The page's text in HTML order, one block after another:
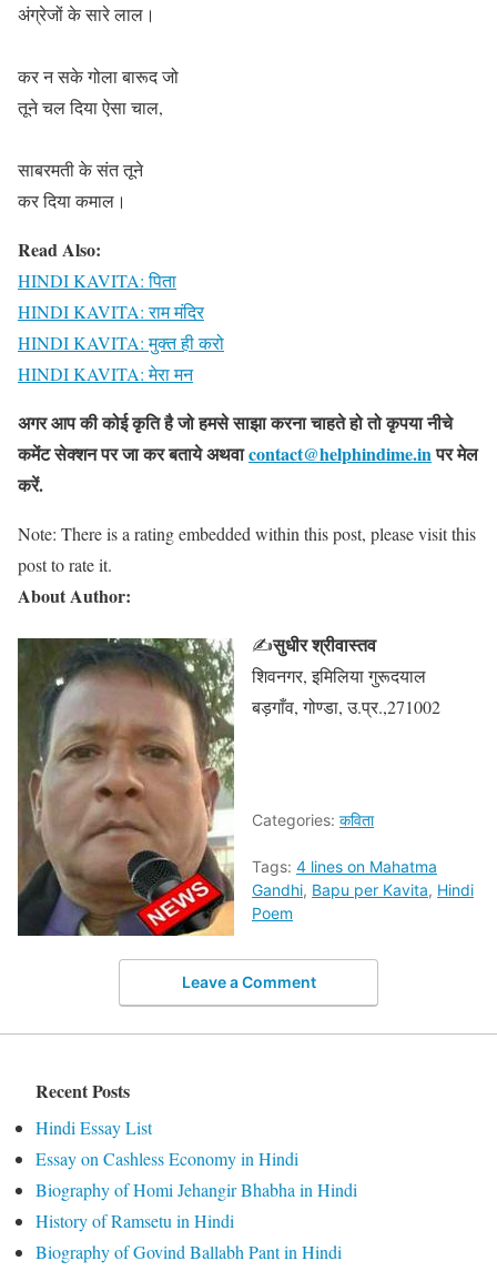
अंग्रेजों के सारे लाल।
कर न सके गोला बारूद जो
तूने चल दिया ऐसा चाल,
साबरमती के संत तूने
कर दिया कमाल।
Read Also:
HINDI KAVITA: पिता
HINDI KAVITA: राम मंदिर
HINDI KAVITA: मुक्त ही करो
HINDI KAVITA: मेरा मन
अगर आप की कोई कृति है जो हमसे साझा करना चाहते हो तो कृपया नीचे
कमेंट सेक्शन पर जा कर बतायेअथवाcontact@helphindime.inपर मेल
करें.
Note: There is a rating embedded within this post, please visit this
post to rate it.
About Author:
✍सुधीर श्रीवास्तव
शिवनगर, इमिलिया गुरूदयाल
बड़गाँव, गोण्डा, उ.प्र.,271002
Categories: कविता
Tags: 4 lines on Mahatma
Gandhi, Bapu per Kavita, Hindi
Poem
Leave a Comment
Recent Posts
Hindi Essay List
Essay on Cashless Economy in Hindi
Biography of Homi Jehangir Bhabha in Hindi
History of Ramsetu in Hindi
Biography of Govind Ballabh Pant in Hindi